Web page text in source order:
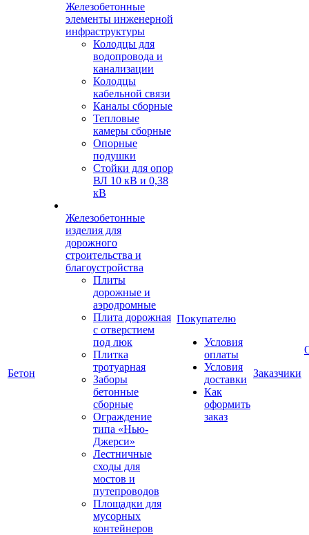
Бетон
Железобетонные
элементы инженерной
инфраструктуры
Колодцы для
водопровода и
канализации
Колодцы
кабельной связи
Каналы сборные
Тепловые
камеры сборные
Опорные
подушки
Стойки для опор
ВЛ 10 кВ и 0,38
кВ
Железобетонные
изделия для
дорожного
строительства и
благоустройства
Плиты
дорожные и
аэродромные
Плита дорожная
с отверстием
под люк
Плитка
тротуарная
Заборы
бетонные
сборные
Ограждение
типа «Нью-
Джерси»
Лестничные
сходы для
мостов и
путепроводов
Площадки для
мусорных
контейнеров
Покупателю
Условия
оплаты
Условия
доставки
Как
оформить
заказ
Заказчики